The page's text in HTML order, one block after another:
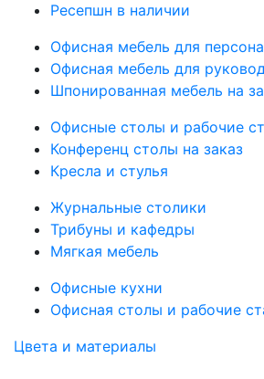
Ресепшн в наличии
Офисная мебель для
Офисная мебель для
Шпонированная мебель на
Офисные столы и рабочие
Конференц столы на заказ
Кресла и стулья
Журнальные столики
Трибуны и кафедры
Мягкая мебель
Офисные кухни
Офисная столы и рабочие
Цвета и материалы